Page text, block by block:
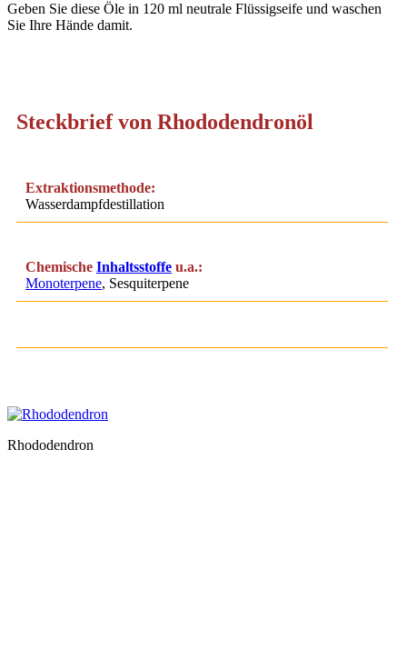
Geben Sie diese Öle in 120 ml neutrale Flüssigseife und waschen
Sie Ihre Hände damit.
Steckbrief von Rhododendronöl
Extraktionsmethode:
Wasserdampfdestillation
Chemische Inhaltsstoffe u.a.:
Monoterpene, Sesquiterpene
Rhododendron